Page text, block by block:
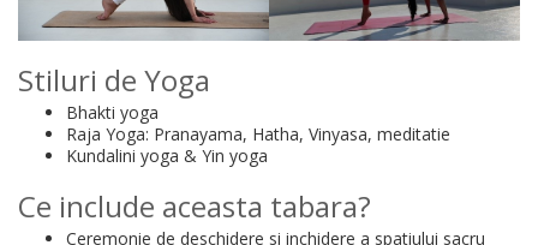
Stiluri de Yoga
Bhakti yoga
Raja Yoga: Pranayama, Hatha, Vinyasa, meditatie
Kundalini yoga & Yin yoga
Ce include aceasta tabara?
Ceremonie de deschidere si inchidere a spatiului sacru